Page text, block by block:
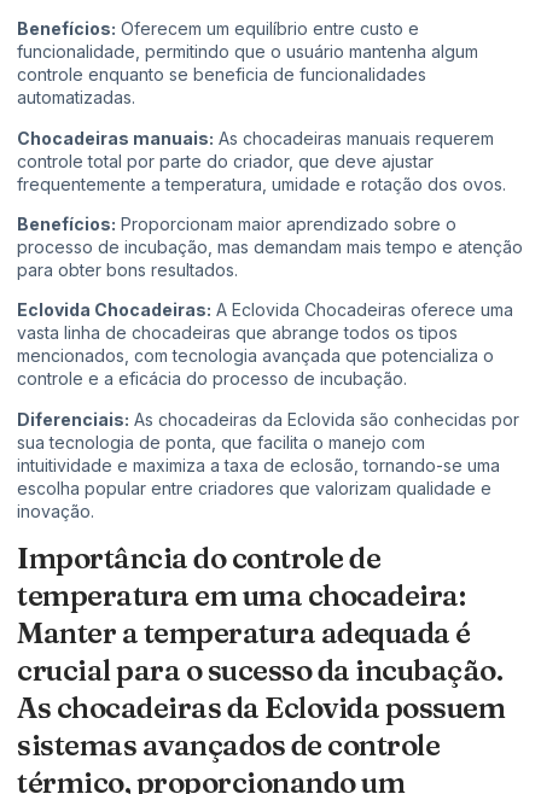
Benefícios: Oferecem um equilíbrio entre custo e
funcionalidade, permitindo que o usuário mantenha algum
controle enquanto se beneficia de funcionalidades
automatizadas.
Chocadeiras manuais: As chocadeiras manuais requerem
controle total por parte do criador, que deve ajustar
frequentemente a temperatura, umidade e rotação dos ovos.
Benefícios: Proporcionam maior aprendizado sobre o
processo de incubação, mas demandam mais tempo e atenção
para obter bons resultados.
Eclovida Chocadeiras: A Eclovida Chocadeiras oferece uma
vasta linha de chocadeiras que abrange todos os tipos
mencionados, com tecnologia avançada que potencializa o
controle e a eficácia do processo de incubação.
Diferenciais: As chocadeiras da Eclovida são conhecidas por
sua tecnologia de ponta, que facilita o manejo com
intuitividade e maximiza a taxa de eclosão, tornando-se uma
escolha popular entre criadores que valorizam qualidade e
inovação.
Importância do controle de
temperatura em uma chocadeira:
Manter a temperatura adequada é
crucial para o sucesso da incubação.
As chocadeiras da Eclovida possuem
sistemas avançados de controle
térmico, proporcionando um